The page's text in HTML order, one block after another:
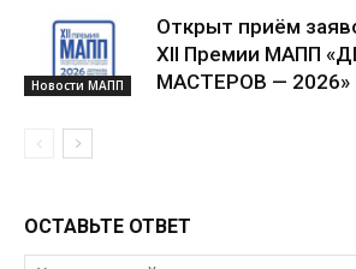
Новости МАПП
Открыт приём
XII Премии МАПП
МАСТЕРОВ — 2026»
ОСТАВЬТЕ ОТВЕТ